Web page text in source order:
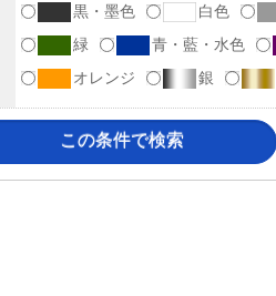
黒・墨色 白色
緑
青・藍・水色
オレンジ
銀